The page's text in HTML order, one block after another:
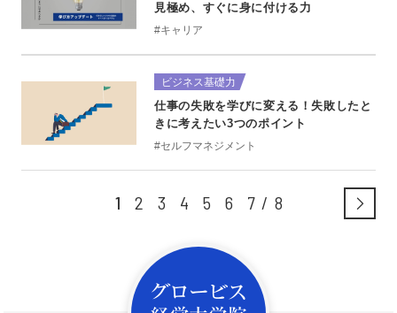
見極め、すぐに身に付ける力
#キャリア
ビジネス基礎力
仕事の失敗を学びに変える！失敗したと
きに考えたい3つのポイント
#セルフマネジメント
1 2 3 4 5 6 7 8